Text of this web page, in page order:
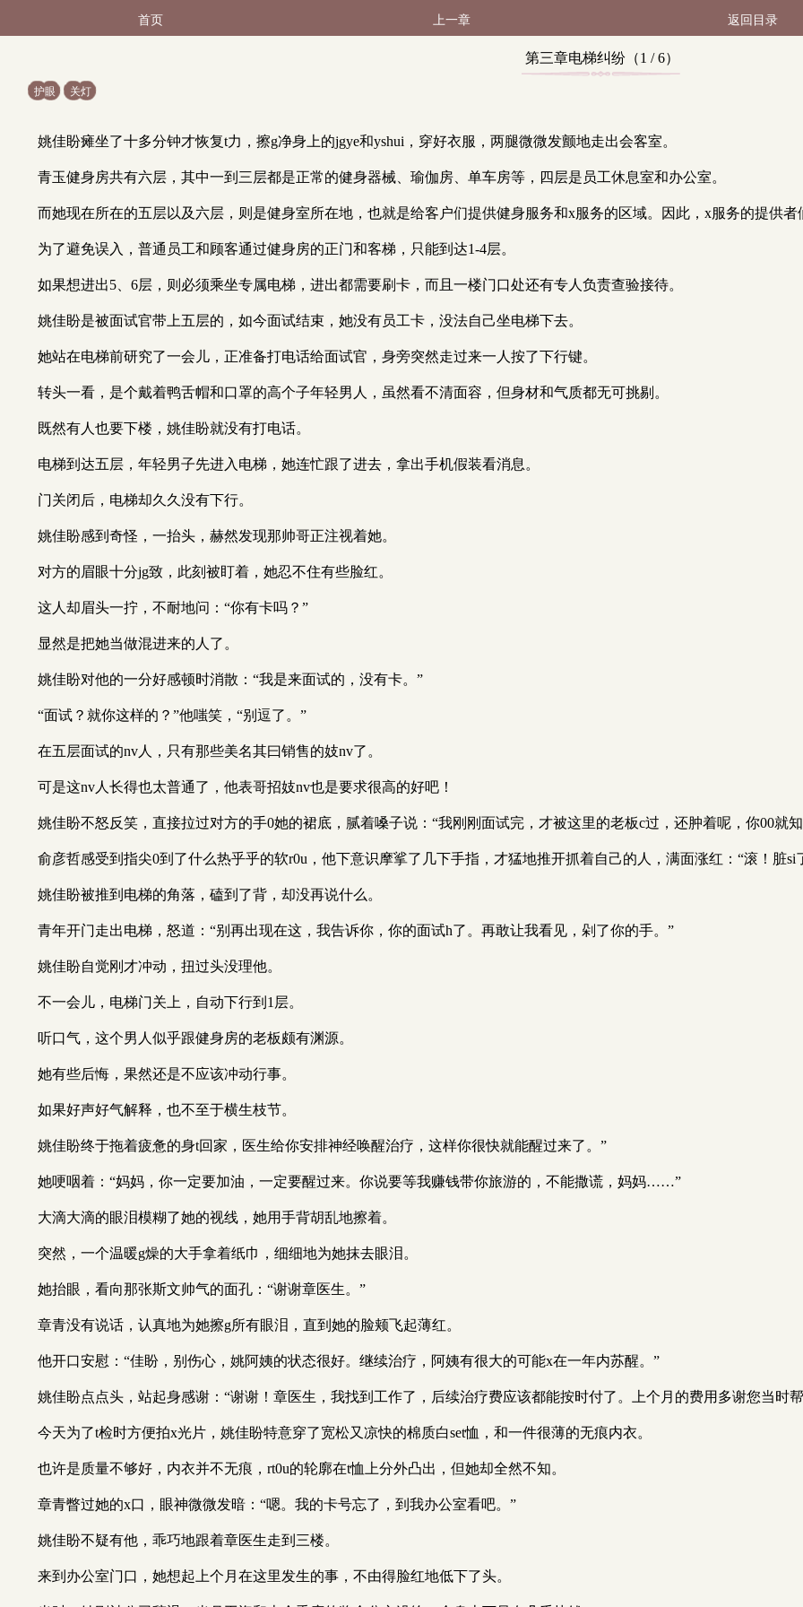
首页 上一章 返回目录
第三章电梯纠纷（1 / 6）
护眼 关灯
姚佳盼瘫坐了十多分钟才恢复t力，擦g净身上的jgye和yshui，穿好衣服，两腿微微发颤地走出会客室。
青玉健身房共有六层，其中一到三层都是正常的健身器械、瑜伽房、单车房等，四层是员工休息室和办公室。
而她现在所在的五层以及六层，则是健身室所在地，也就是给客户们提供健身服务和x服务的区域。因此，x服务的提供
为了避免误入，普通员工和顾客通过健身房的正门和客梯，只能到达1-4层。
如果想进出5、6层，则必须乘坐专属电梯，进出都需要刷卡，而且一楼门口处还有专人负责查验接待。
姚佳盼是被面试官带上五层的，如今面试结束，她没有员工卡，没法自己坐电梯下去。
她站在电梯前研究了一会儿，正准备打电话给面试官，身旁突然走过来一人按了下行键。
转头一看，是个戴着鸭舌帽和口罩的高个子年轻男人，虽然看不清面容，但身材和气质都无可挑剔。
既然有人也要下楼，姚佳盼就没有打电话。
电梯到达五层，年轻男子先进入电梯，她连忙跟了进去，拿出手机假装看消息。
门关闭后，电梯却久久没有下行。
姚佳盼感到奇怪，一抬头，赫然发现那帅哥正注视着她。
对方的眉眼十分jg致，此刻被盯着，她忍不住有些脸红。
这人却眉头一拧，不耐地问：“你有卡吗？”
显然是把她当做混进来的人了。
姚佳盼对他的一分好感顿时消散：“我是来面试的，没有卡。”
“面试？就你这样的？”他嗤笑，“别逗了。”
在五层面试的nv人，只有那些美名其曰销售的妓nv了。
可是这nv人长得也太普通了，他表哥招妓nv也是要求很高的好吧！
姚佳盼不怒反笑，直接拉过对方的手0她的裙底，腻着嗓子说：“我刚刚面试完，才被这里的老板c过，还肿着呢，你00就
俞彦哲感受到指尖0到了什么热乎乎的软r0u，他下意识摩挲了几下手指，才猛地推开抓着自己的人，满面涨红：“滚！脏si
姚佳盼被推到电梯的角落，磕到了背，却没再说什么。
青年开门走出电梯，怒道：“别再出现在这，我告诉你，你的面试h了。再敢让我看见，剁了你的手。”
姚佳盼自觉刚才冲动，扭过头没理他。
不一会儿，电梯门关上，自动下行到1层。
听口气，这个男人似乎跟健身房的老板颇有渊源。
她有些后悔，果然还是不应该冲动行事。
如果好声好气解释，也不至于横生枝节。
姚佳盼终于拖着疲惫的身t回家，医生给你安排神经唤醒治疗，这样你很快就能醒过来了。”
她哽咽着：“妈妈，你一定要加油，一定要醒过来。你说要等我赚钱带你旅游的，不能撒谎，妈妈……”
大滴大滴的眼泪模糊了她的视线，她用手背胡乱地擦着。
突然，一个温暖g燥的大手拿着纸巾，细细地为她抹去眼泪。
她抬眼，看向那张斯文帅气的面孔：“谢谢章医生。”
章青没有说话，认真地为她擦g所有眼泪，直到她的脸颊飞起薄红。
他开口安慰：“佳盼，别伤心，姚阿姨的状态很好。继续治疗，阿姨有很大的可能x在一年内苏醒。”
姚佳盼点点头，站起身感谢：“谢谢！章医生，我找到工作了，后续治疗费应该都能按时付了。上个月的费用多谢您当时
今天为了t检时方便拍x光片，姚佳盼特意穿了宽松又凉快的棉质白set恤，和一件很薄的无痕内衣。
也许是质量不够好，内衣并不无痕，rt0u的轮廓在t恤上分外凸出，但她却全然不知。
章青瞥过她的x口，眼神微微发暗：“嗯。我的卡号忘了，到我办公室看吧。”
姚佳盼不疑有他，乖巧地跟着章医生走到三楼。
来到办公室门口，她想起上个月在这里发生的事，不由得脸红地低下了头。